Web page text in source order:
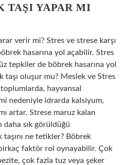
TAŞI YAPAR MI
verir mi? Stres ve strese karşı
hasarına yol açabilir. Stres
tepkiler de böbrek hasarına yol
taşı oluşur mu? Meslek ve Stres
hayvansal
nedeniyle idrarda kalsiyum,
artar. Strese maruz kalan
daha sık görüldüğü
ne tetikler? Böbrek
faktör rol oynayabilir. Çok
çok fazla tuz veya şeker